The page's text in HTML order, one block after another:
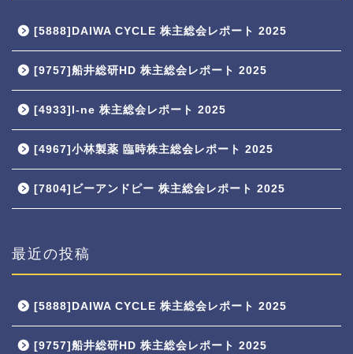
[5888]DAIWA CYCLE 株主総会レポート 2025
[9757]船井総研HD 株主総会レポート 2025
[4933]I-ne 株主総会レポート 2025
[4967]小林製薬 臨時株主総会レポート 2025
[7804]ビーアンドピー 株主総会レポート 2025
最近の投稿
[5888]DAIWA CYCLE 株主総会レポート 2025
[9757]船井総研HD 株主総会レポート 2025